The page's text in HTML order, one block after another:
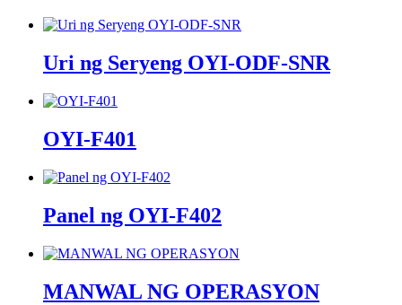
Uri ng Seryeng OYI-ODF-SNR
OYI-F401
Panel ng OYI-F402
MANWAL NG OPERASYON